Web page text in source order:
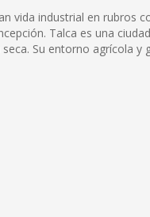
vida industrial en rubros
Talca es una
Su entorno agrícola y